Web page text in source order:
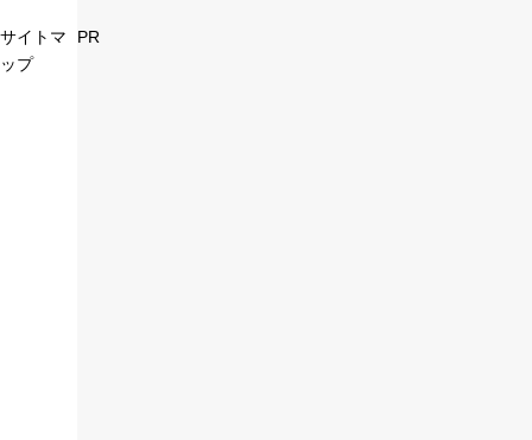
サイトマ
ップ
PR